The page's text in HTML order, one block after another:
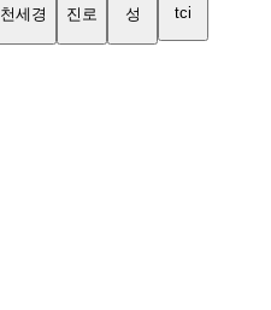
천세경 진로 성 tci